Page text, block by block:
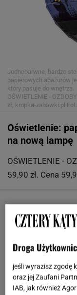
Jednobarwne, bardzo
papierowych abażurów
który pasuje do wnętrza.
OŚWIETLENIE -
zł, kropka-zabawki.pl
Oświetlenie:
na nową lampę
OŚWIETLENIE -
59,90 zł. Cena
Droga
jeśli wyrazisz zgodę
oraz jej Zaufani
IAB, jak również